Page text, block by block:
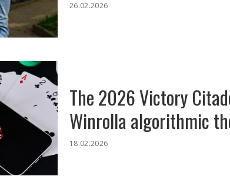
26.02.2026
The 2026 Victory
Winrolla algorithmic
18.02.2026